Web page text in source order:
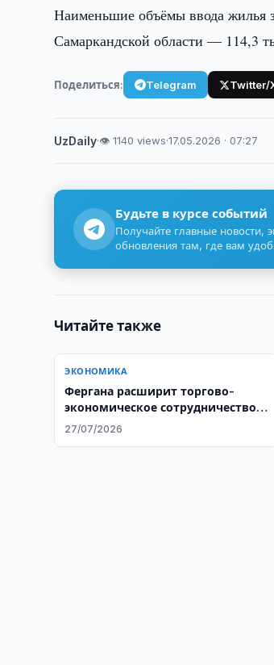
Наименьшие объёмы ввода жилья
Самаркандской области — 114,3
Поделиться: Telegram Twitter/
UzDaily·👁 1140 views·17.05.2026 · 07:27
Будьте в курсе событий
Получайте главные новости,
обновления там, где вам
Читайте также
ЭКОНОМИКА
Фергана расширит торгово-
экономическое сотрудничество с
Афганистаном
27/07/2026